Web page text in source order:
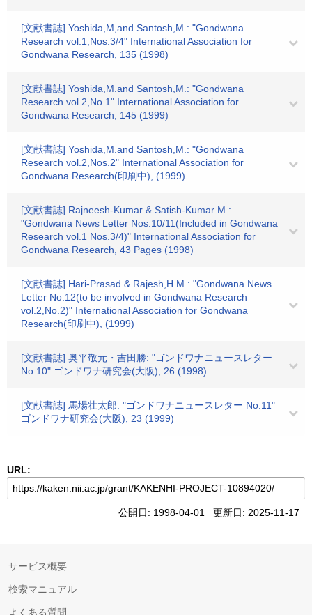
[文献書誌] Yoshida,M,and Santosh,M.: "Gondwana
Research vol.1,Nos.3/4" International Association for
Gondwana Research, 135 (1998)
[文献書誌] Yoshida,M.and Santosh,M.: "Gondwana
Research vol.2,No.1" International Association for
Gondwana Research, 145 (1999)
[文献書誌] Yoshida,M.and Santosh,M.: "Gondwana
Research vol.2,Nos.2" International Association for
Gondwana Research(印刷中), (1999)
[文献書誌] Rajneesh-Kumar & Satish-Kumar M.:
"Gondwana News Letter Nos.10/11(Included in Gondwana
Research vol.1 Nos.3/4)" International Association for
Gondwana Research, 43 Pages (1998)
[文献書誌] Hari-Prasad & Rajesh,H.M.: "Gondwana News
Letter No.12(to be involved in Gondwana Research
vol.2,No.2)" International Association for Gondwana
Research(印刷中), (1999)
[文献書誌] 奥平敬元・吉田勝: "ゴンドワナニュースレター
No.10" ゴンドワナ研究会(大阪), 26 (1998)
[文献書誌] 馬場壮太郎: "ゴンドワナニュースレター No.11"
ゴンドワナ研究会(大阪), 23 (1999)
URL:
公開日: 1998-04-01 更新日: 2025-11-17
サービス概要
検索マニュアル
よくある質問